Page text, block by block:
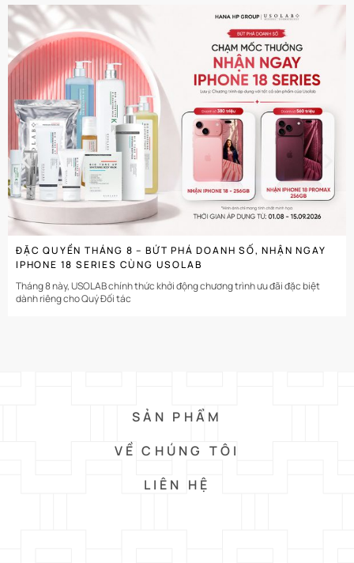
CHI TIẾT
ĐẶC QUYỀN THÁNG 8 – BỨT PHÁ DOANH SỐ, NHẬN NGAY
IPHONE 18 SERIES CÙNG USOLAB
Tháng 8 này, USOLAB chính thức khởi động chương trình ưu đãi đặc biệt
dành riêng cho Quý Đối tác
SẢN PHẨM
VỀ CHÚNG TÔI
LIÊN HỆ